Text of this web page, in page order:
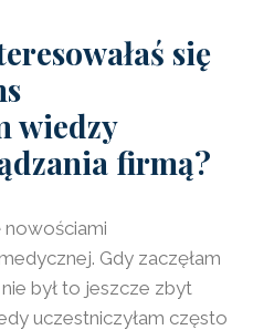
się
wiedzy
firmą?
nowościami
Gdy zaczęłam
był to jeszcze zbyt
uczestniczyłam często